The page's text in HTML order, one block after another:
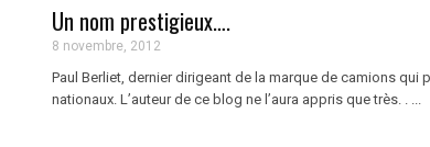
Un nom prestigieux….
8 novembre, 2012
Paul Berliet, dernier dirigeant de la marque de camions
nationaux. L’auteur de ce blog ne l’aura appris que très. . ...